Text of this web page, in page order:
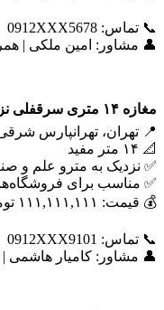
📞 تماس: 0912XXX5678
👤 مشاور: امین ملکی |
مغازه ۱۴ متری سرقفلی
📍 تهران، تهرانپارس
📐 ۱۴ متر مفید
✅ نزدیک به مترو علم و
✅ مناسب برای
💰 قیمت: ۱۱۱,۱۱۱,۱۱۱ تومان
📞 تماس: 0912XXX9101
👤 مشاور: کامیار هاشمی